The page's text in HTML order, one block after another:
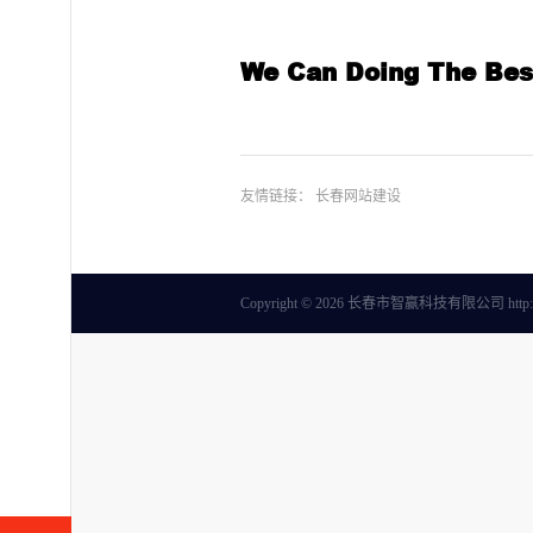
We Can Doing The
友情链接： 长春网站建设
Copyright © 2026 长春市智赢科技有限公司